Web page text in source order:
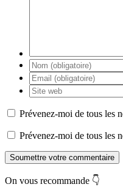
Prévenez-moi de tous les
Prévenez-moi de tous les
Soumettre votre commentaire
On vous recommande 👇